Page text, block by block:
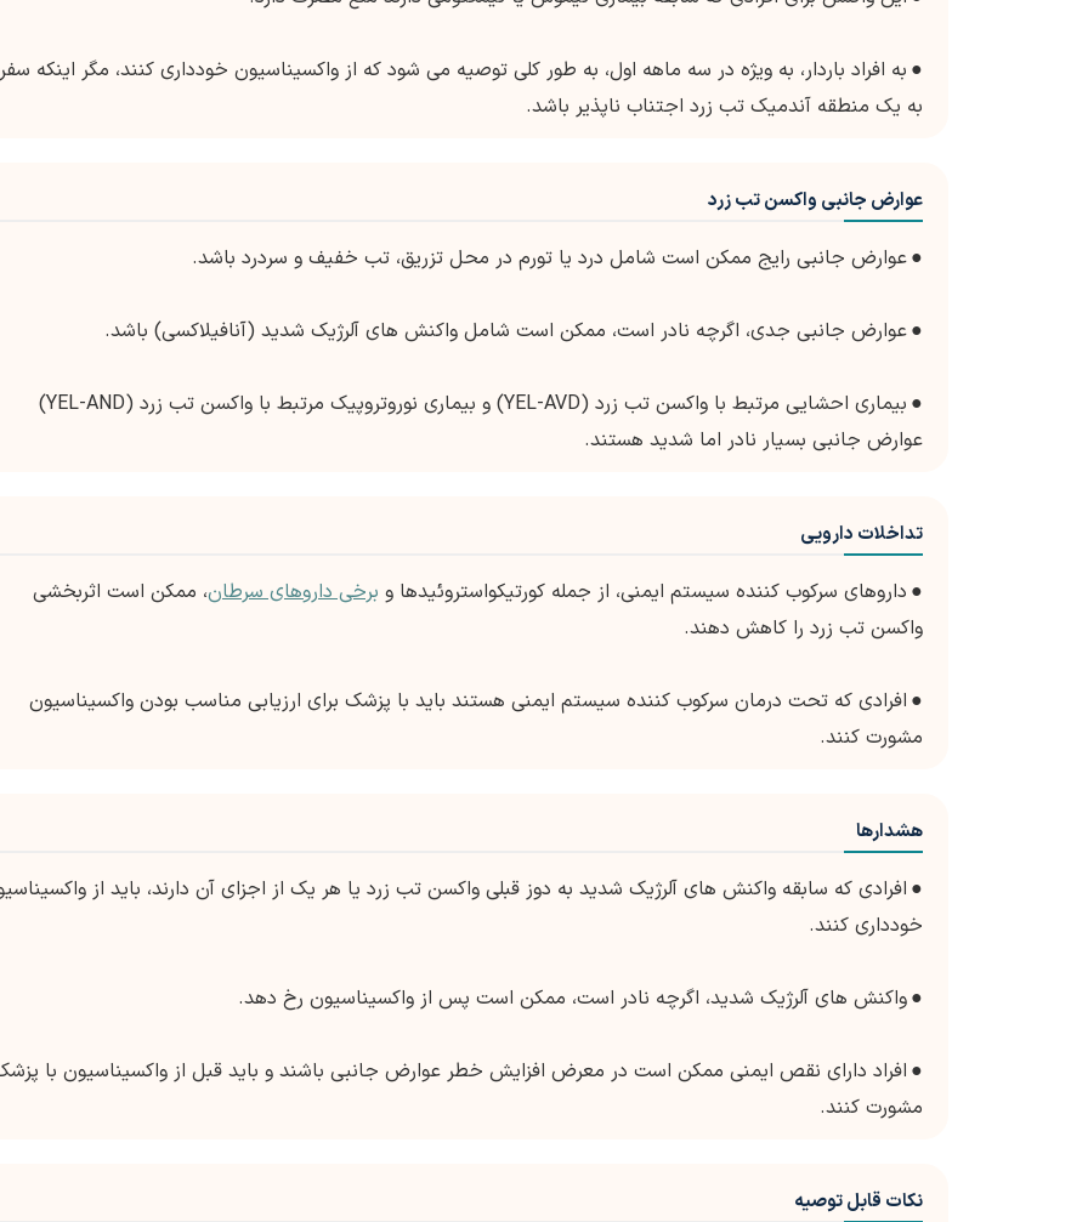
● به افراد باردار، به ویژه در سه ماهه اول، به طور کلی توصیه می شود که از واکسیناسیون خودداری کنند، مگر اینکه سفر
به یک منطقه آندمیک تب زرد اجتناب ناپذیر باشد.
عوارض جانبی واکسن تب زرد
●عوارض جانبی رایج ممکن است شامل درد یا تورم در محل تزریق، تب خفیف و سردرد باشد.
●عوارض جانبی جدی، اگرچه نادر است، ممکن است شامل واکنش های آلرژیک شدید (آنافیلاکسی) باشد.
●
بیماری احشایی مرتبط با واکسن تب زرد (YEL-AVD) و بیماری نوروتروپیک مرتبط با واکسن تب زرد (YEL-AND)
عوارض جانبی بسیار نادر اما شدید هستند.
تداخلات دارویی
● داروهای سرکوب کننده سیستم ایمنی، از جمله کورتیکواستروئیدها و برخی داروهای سرطان، ممکن است اثربخشی
واکسن تب زرد را کاهش دهند.
● افرادی که تحت درمان سرکوب کننده سیستم ایمنی هستند باید با پزشک برای ارزیابی مناسب بودن واکسیناسیون
مشورت کنند.
هشدارها
● افرادی که سابقه واکنش های آلرژیک شدید به دوز قبلی واکسن تب زرد یا هر یک از اجزای آن دارند، باید از
خودداری کنند.
●واکنش های آلرژیک شدید، اگرچه نادر است، ممکن است پس از واکسیناسیون رخ دهد.
● افراد دارای نقص ایمنی ممکن است در معرض افزایش خطر عوارض جانبی باشند و باید قبل از واکسیناسیون با
مشورت کنند.
نکات قابل توصیه